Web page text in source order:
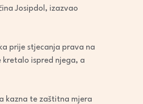
Josipdol, izazvao
prije stjecanja prava na
kretalo ispred njega, a
kazna te zaštitna mjera